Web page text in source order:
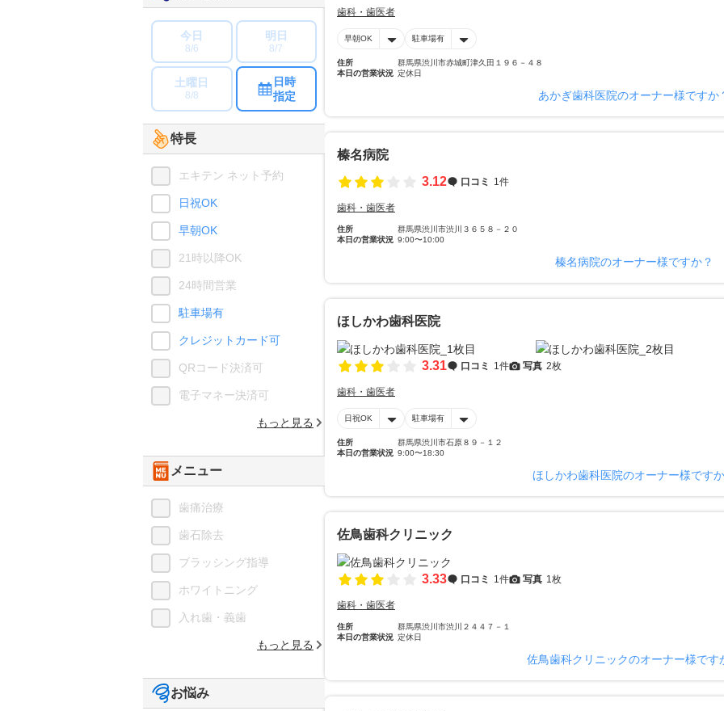
歯科・歯医者
早朝OK 駐車場有
住所
群馬県渋川市赤城町津久田１９６－４８
本日の営業状況 定休日
あかぎ歯科医院のオーナー様ですか
榛名病院
3.12
口コミ 1件
歯科・歯医者
住所
群馬県渋川市渋川３６５８－２０
本日の営業状況 9:00〜10:00
榛名病院のオーナー様ですか？
ほしかわ歯科医院
3.31 口コミ 1件 写真 2枚
歯科・歯医者
日祝OK 駐車場有
住所
群馬県渋川市石原８９－１２
本日の営業状況 9:00〜18:30
ほしかわ歯科医院のオーナー様です
佐鳥歯科クリニック
3.33 口コミ 1件 写真 1枚
歯科・歯医者
住所
群馬県渋川市渋川２４４７－１
本日の営業状況 定休日
佐鳥歯科クリニックのオーナー様です
今日
8/6
明日
8/7
土曜日
8/8
日時
指定
特長
エキテン ネット予約
日祝OK
早朝OK
21時以降OK
24時間営業
駐車場有
クレジットカード可
QRコード決済可
電子マネー決済可
もっと見る
メニュー
歯痛治療
歯石除去
ブラッシング指導
ホワイトニング
入れ歯・義歯
もっと見る
お悩み